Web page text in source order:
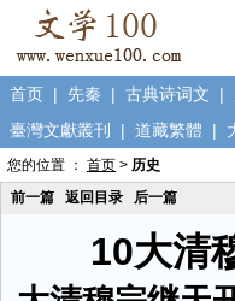
首页 | 先秦 | 古典诗词文 |
臺灣文獻叢刊
| 道藏繁體 |
您的位置 ： 首页 > 历史
前一篇
返回目录 后一篇
10大清